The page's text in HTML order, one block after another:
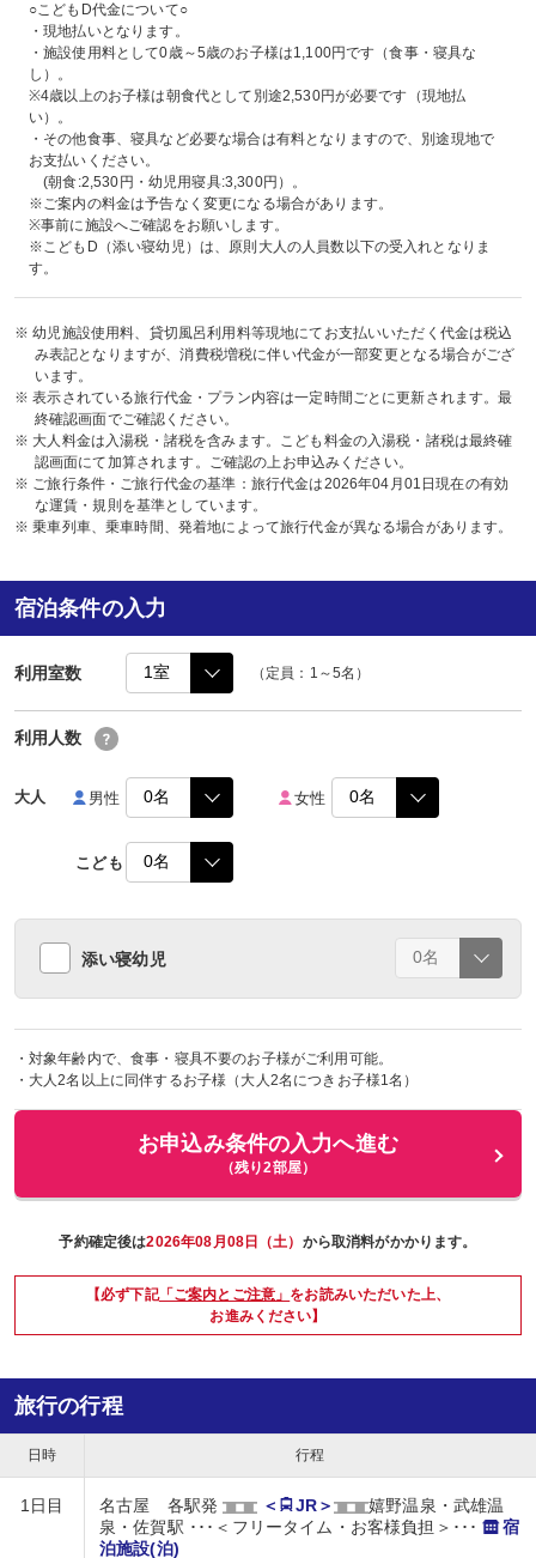
○こどもD代金について○
・現地払いとなります。
・施設使用料として0歳～5歳のお子様は1,100円です（食事・寝具な
し）。
※4歳以上のお子様は朝食代として別途2,530円が必要です（現地払
い）。
・その他食事、寝具など必要な場合は有料となりますので、別途現地で
お支払いください。
(朝食:2,530円・幼児用寝具:3,300円）。
※ご案内の料金は予告なく変更になる場合があります。
※事前に施設へご確認をお願いします。
※こどもD（添い寝幼児）は、原則大人の人員数以下の受入れとなりま
す。
※ 幼児施設使用料、貸切風呂利用料等現地にてお支払いいただく代金は税込
み表記となりますが、消費税増税に伴い代金が一部変更となる場合がござ
います。
※ 表示されている旅行代金・プラン内容は一定時間ごとに更新されます。最
終確認画面でご確認ください。
※ 大人料金は入湯税・諸税を含みます。こども料金の入湯税・諸税は最終確
認画面にて加算されます。ご確認の上お申込みください。
※ ご旅行条件・ご旅行代金の基準： 旅行代金は2026年04月01日現在の有効
な運賃・規則を基準としています。
※ 乗車列車、乗車時間、発着地によって旅行代金が異なる場合があります。
宿泊条件の入力
利用室数 （定員：1～5名）
利用人数
大人 男性
こども
女性
添い寝幼児
対象年齢内で、食事・寝具不要のお子様がご利用可能。
大人2名以上に同伴するお子様（大人2名につきお子様1名）
お申込み条件の入力へ進む
（残り2部屋）
予約確定後は2026年08月08日（土） から取消料がかかります。
【必ず下記「ご案内とご注意」 をお読みいただいた上、
お進みください】
旅行の行程
日時 行程
1日目 名古屋 各駅発 ＜ JR＞
嬉野温泉・武雄温
泉・佐賀駅 ･･･＜フリータイム・お客様負担＞･･･
宿
泊施設(泊)